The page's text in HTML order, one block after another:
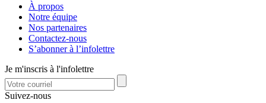
À propos
Notre équipe
Nos partenaires
Contactez-nous
S’abonner à l’infolettre
Je m'inscris à l'infolettre
Suivez-nous